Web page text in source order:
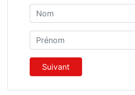
Prénom
Suivant